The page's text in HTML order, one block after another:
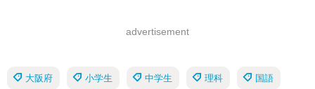
advertisement
大阪府 小学生 中学生 理科 国語